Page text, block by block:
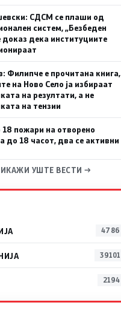
СДСМ се плаши од
систем, „Безбеден
доказ дека институциите
Филипче е прочитана книга,
на Ново Село ја избираат
на резултати, а не
на тензии
18 пожари на отворено
до 18 часот, два се активни
УШТЕ ВЕСТИ →
4786
39101
2194